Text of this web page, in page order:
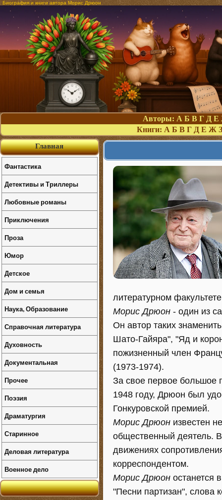
Биография и книги автора Морис Дрюон
Авторы: А Б В Г Д Е
Книги: А Б В Г Д Е Ж З
литературном
Морис Дрюон - один из
Он автор таких
Шато-Гайяра", "Яд и
пожизненный член
(1973-1974).
За свое первое большое
1948 году, Дрюон был
Гонкуровской премией.
Морис Дрюон известен
общественный деятель.
движениях
корреспондентом.
Морис Дрюон останется
"Песни партизан", слова
Главная
Фантастика
Детективы и Триллеры
Любовные романы
Приключения
Проза
Юмор
Детское
Дом и семья
Наука, Образование
Справочная литература
Духовность
Документальная
Прочее
Поэзия
Драматургия
Старинное
Деловая литература
Военное дело